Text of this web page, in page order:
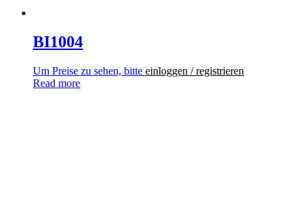
BI1004
Um Preise zu sehen, bitte einloggen / registrieren
Read more